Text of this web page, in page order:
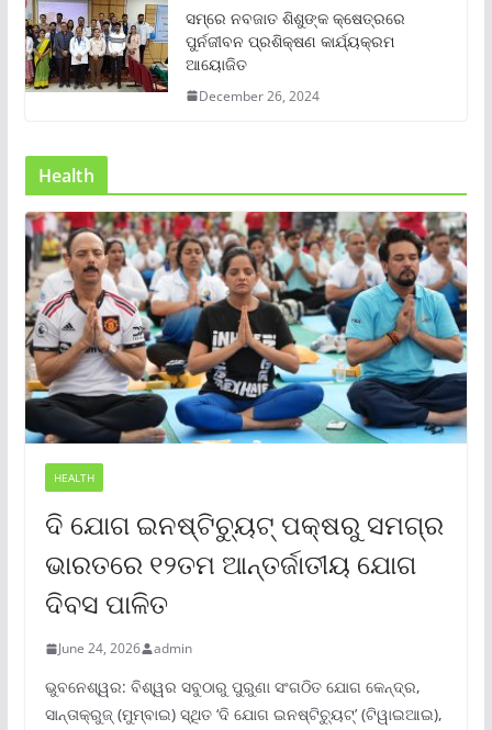
ସମ୍‌ରେ ନବଜାତ ଶିଶୁଙ୍କ କ୍ଷେତ୍ରରେ
ପୁର୍ନଜୀବନ ପ୍ରଶିକ୍ଷଣ କାର୍ଯ୍ୟକ୍ରମ
ଆୟୋଜିତ
December 26, 2024
Health
HEALTH
ଦି ଯୋଗ ଇନଷ୍ଟିଚ୍ୟୁଟ୍ ପକ୍ଷରୁ ସମଗ୍ର
ଭାରତରେ ୧୨ତମ ଆନ୍ତର୍ଜାତୀୟ ଯୋଗ
ଦିବସ ପାଳିତ
June 24, 2026 admin
ଭୁବନେଶ୍ୱର: ବିଶ୍ୱର ସବୁଠାରୁ ପୁରୁଣା ସଂଗଠିତ ଯୋଗ କେନ୍ଦ୍ର,
ସାନ୍ତାକ୍ରୁଜ୍ (ମୁମ୍ବାଇ) ସ୍ଥିତ ‘ଦି ଯୋଗ ଇନଷ୍ଟିଚ୍ୟୁଟ୍‌’ (ଟିୱାଇଆଇ),